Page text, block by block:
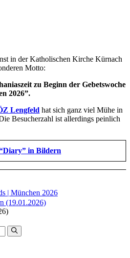
in der Katholischen Kirche Kürnach
Motto:
zu Beginn der Gebetswoche
2026”.
Lengfeld hat sich ganz viel Mühe in
Besucherzahl ist allerdings peinlich
in Bildern
| München 2026
(19.01.2026)